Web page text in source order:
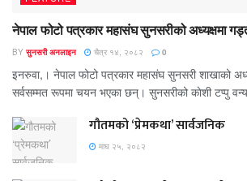
नेपाल फोटो पत्रकार महासंघ सुनसरीको अध्यक्षमा
BY सुनसरी अनलाइन चैत्र १४, २०८२ 0
इनरुवा,। नेपाल फोटो पत्रकार महासंघ सुनसरी शाखाको
सर्वसम्मत रूपमा चयन भएका छन्। सुनसरीको काेशी टप्पु
गौतमको ‘प्रेमकथा’ सार्वजनिक
माघ २५, २०८२